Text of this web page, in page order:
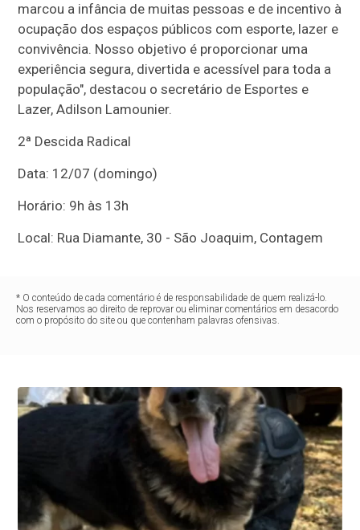
marcou a infância de muitas pessoas e de incentivo à
ocupação dos espaços públicos com esporte, lazer e
convivência. Nosso objetivo é proporcionar uma
experiência segura, divertida e acessível para toda a
população", destacou o secretário de Esportes e
Lazer, Adilson Lamounier.
2ª Descida Radical
Data: 12/07 (domingo)
Horário: 9h às 13h
Local: Rua Diamante, 30 - São Joaquim, Contagem
* O conteúdo de cada comentário é de responsabilidade de quem realizá-lo.
Nos reservamos ao direito de reprovar ou eliminar comentários em desacordo
com o propósito do site ou que contenham palavras ofensivas.